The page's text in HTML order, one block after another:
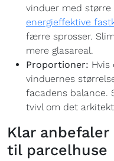
vinduer med større
energieffektive
færre sprosser.
mere glasareal.
Proportioner:
vinduernes
facadens balance.
tvivl om det
Klar
til parcelhuse